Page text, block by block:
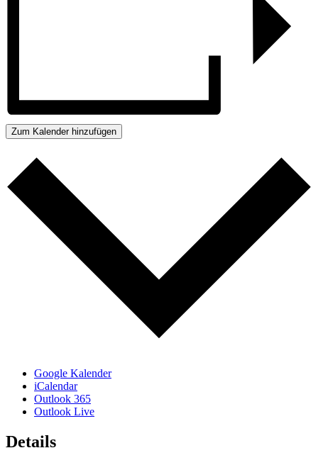
Zum Kalender hinzufügen
Google Kalender
iCalendar
Outlook 365
Outlook Live
Details